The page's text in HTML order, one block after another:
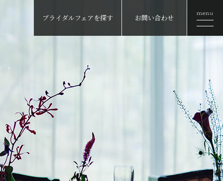
ブライダルフェアを探す お問い合わせ menu